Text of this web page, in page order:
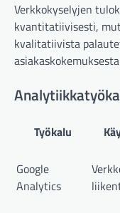
Verkkokyselyjen
kvantitatiivisesti,
kvalitatiivista
Työkalu
Google
Analytics